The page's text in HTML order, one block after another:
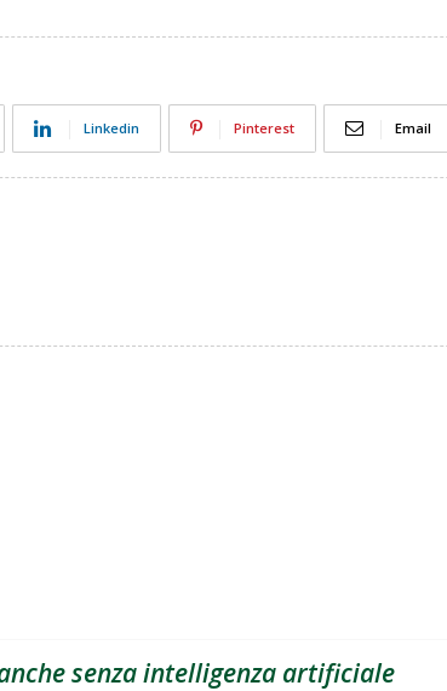
Linkedin Pinterest Email
senza intelligenza artificiale